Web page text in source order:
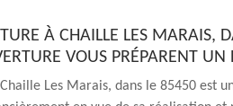
À CHAILLE LES MARAIS,
VOUS PRÉPARENT
Les Marais, dans le 85450 est